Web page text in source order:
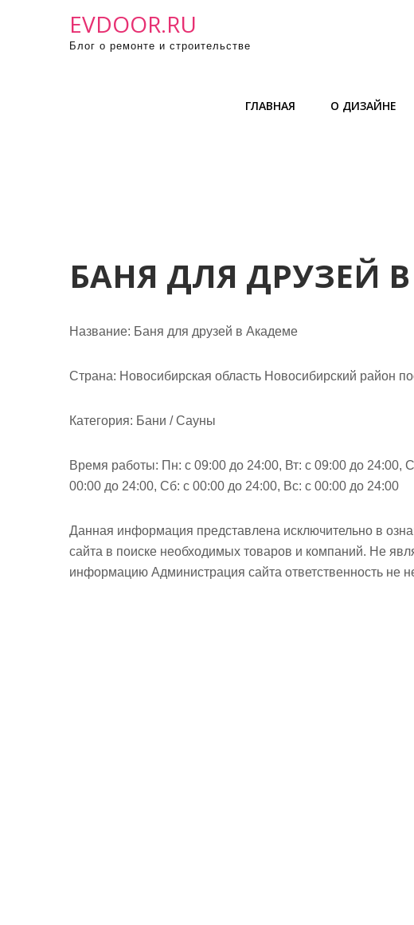
EVDOOR.RU
Блог о ремонте и строительстве
ГЛАВНАЯ О ДИЗАЙНЕ
БАНЯ ДЛЯ ДРУЗЕЙ
Название: Баня для друзей в Академе
Страна: Новосибирская область Новосибирский район
Категория: Бани / Сауны
Время работы: Пн: с 09:00 до 24:00, Вт: с 09:00 до 24:00,
00:00 до 24:00, Сб: с 00:00 до 24:00, Вс: с 00:00 до 24:00
Данная информация представлена исключительно в
сайта в поиске необходимых товаров и компаний. Не
информацию Администрация сайта ответственность не